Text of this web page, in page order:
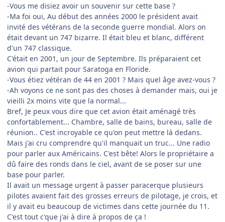
-Vous me disiez avoir un souvenir sur cette base ?
-Ma foi oui, Au début des années 2000 le président avait
invité des vétérans de la seconde guerre mondial. Alors on
était devant un 747 bizarre. Il était bleu et blanc, différent
d'un 747 classique.
C'était en 2001, un jour de Septembre. Ils préparaient cet
avion qui partait pour Saratoga en Floride.
-Vous étiez vétéran de 44 en 2001 ? Mais quel âge avez-vous ?
-Ah voyons ce ne sont pas des choses à demander mais, oui je
vieilli 2x moins vite que la normal...
Bref, Je peux vous dire que cet avion était aménagé très
confortablement... Chambre, salle de bains, bureau, salle de
réunion.. C'est incroyable ce qu'on peut mettre là dedans.
Mais j'ai cru comprendre qu'il manquait un truc... Une radio
pour parler aux Américains. C'est bête! Alors le propriétaire a
dû faire des ronds dans le ciel, avant de se poser sur une
base pour parler.
Il avait un message urgent à passer paracerque plusieurs
pilotes avaient fait des grosses erreurs de pilotage, je crois, et
il y avait eu beaucoup de victimes dans cette journée du 11.
C'est tout c'que j'ai à dire à propos de ça !